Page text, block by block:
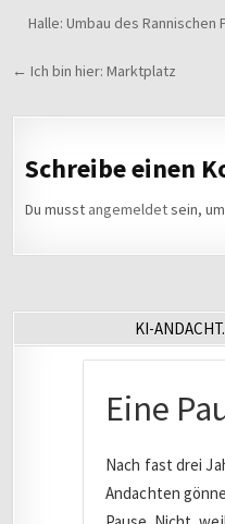
Halle: Umbau des
← Ich bin hier: Marktplatz
Schreibe einen
Du musst angemeldetsein,
KI-